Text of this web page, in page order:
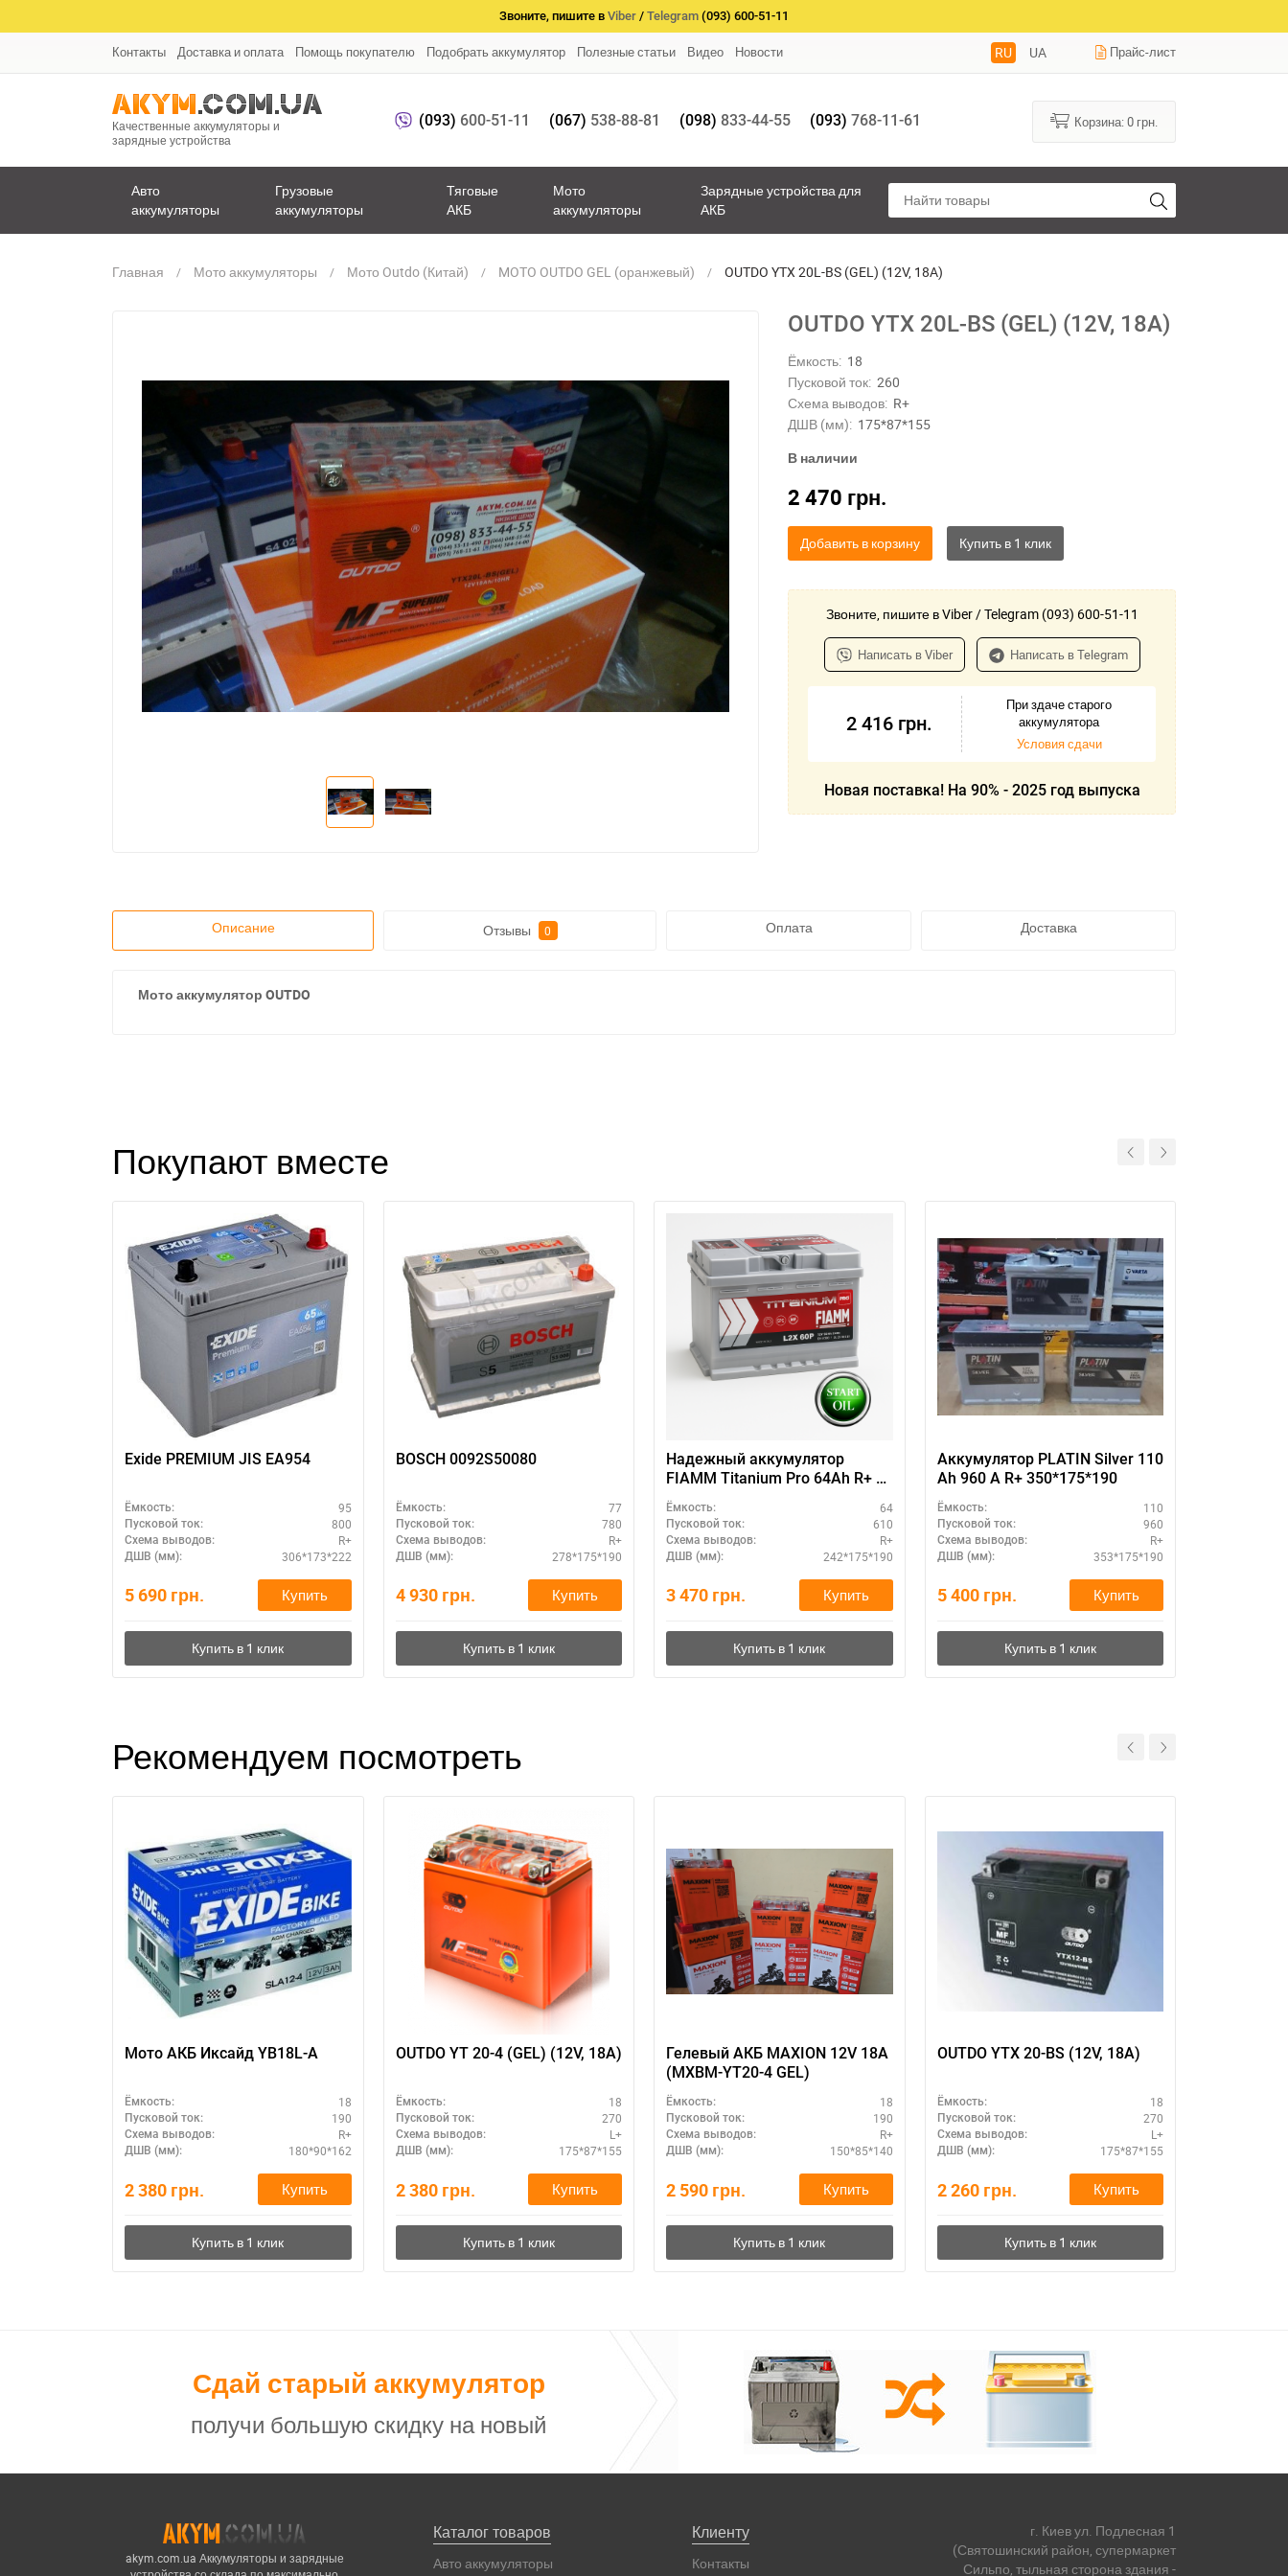
Звоните, пишите в Viber / Telegram (093) 600-51-11
Контакты Доставка и оплата Помощь покупателю Подобрать аккумулятор Полезные статьи Видео Новости RU UA Прайс-лист
Качественные аккумуляторы и
зарядные устройства
(093) 600-51-11 (067) 538-88-81 (098) 833-44-55 (093) 768-11-61 Корзина:0 грн.
Авто
аккумуляторы
Грузовые
аккумуляторы
Тяговые
АКБ
Мото
аккумуляторы
Зарядные устройства для
АКБ
Главная Мото аккумуляторы Мото Outdo (Китай) MOTO OUTDO GEL (оранжевый) OUTDO YTX 20L-BS (GEL) (12V, 18A)
OUTDO YTX 20L-BS (GEL) (12V, 18A)
Ёмкость: 18
Пусковой ток: 260
Схема выводов: R+
ДШВ (мм): 175*87*155
В наличии
2 470 грн.
Добавить в корзину
Звоните, пишите в Viber / Telegram (093) 600-51-11
Написать в Viber Написать в Telegram
2 416 грн.
При здаче старого
аккумулятора
Условия сдачи
Новая поставка! На 90% - 2025 год выпуска
Описание Отзывы 0 Оплата Доставка
Мото аккумулятор OUTDO
Покупают вместе
Exide PREMIUM JIS EA954
Ёмкость: 95
Пусковой ток: 800
Схема выводов: R+
ДШВ (мм): 306*173*222
5 690 грн. Купить
BOSCH 0092S50080
Ёмкость: 77
Пусковой ток: 780
Схема выводов: R+
ДШВ (мм): 278*175*190
4 930 грн. Купить
Надежный аккумулятор
FIAMM Titanium Pro 64Ah R+ —
премиум качество
Ёмкость: 64
Пусковой ток: 610
Схема выводов: R+
ДШВ (мм): 242*175*190
3 470 грн. Купить
Аккумулятор PLATIN Silver 110
Ah 960 A R+ 350*175*190
Ёмкость: 110
Пусковой ток: 960
Схема выводов: R+
ДШВ (мм): 353*175*190
5 400 грн. Купить
Рекомендуем посмотреть
Мото АКБ Иксайд YB18L-A
Ёмкость: 18
Пусковой ток: 190
Схема выводов: R+
ДШВ (мм): 180*90*162
2 380 грн. Купить
OUTDO YT 20-4 (GEL) (12V, 18A)
Ёмкость: 18
Пусковой ток: 270
Схема выводов: L+
ДШВ (мм): 175*87*155
2 380 грн. Купить
Гелевый АКБ MAXION 12V 18A
(MXBM-YT20-4 GEL)
Ёмкость: 18
Пусковой ток: 190
Схема выводов: R+
ДШВ (мм): 150*85*140
2 590 грн. Купить
OUTDO YTX 20-BS (12V, 18A)
Ёмкость: 18
Пусковой ток: 270
Схема выводов: L+
ДШВ (мм): 175*87*155
2 260 грн. Купить
Сдай старый аккумулятор
получи большую скидку на новый
akym.com.ua Аккумуляторы и зарядные
Каталог товаров
Авто аккумуляторы
Клиенту
Контакты
г. Киев ул. Подлесная 1
(Святошинский район, супермаркет
Сильпо, тыльная сторона здания -
При отсутствии связи - пишите, звоните в Viber / Telegram (093) 600-51-11